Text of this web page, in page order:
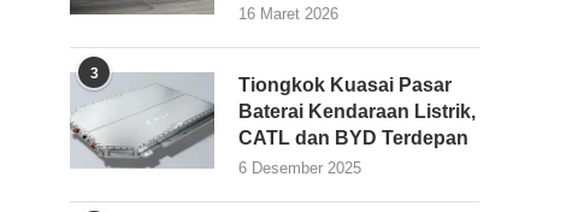
16 Maret 2026
3
Tiongkok Kuasai Pasar
Baterai Kendaraan Listrik,
CATL dan BYD Terdepan
6 Desember 2025